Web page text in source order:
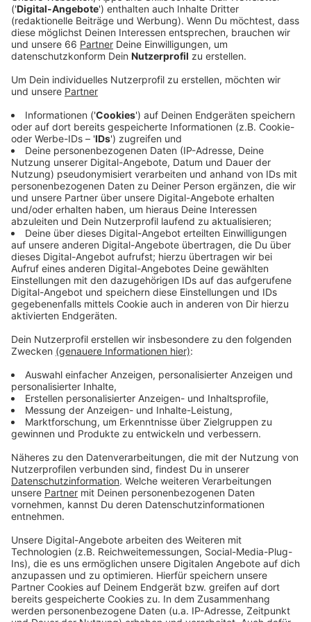
Veröffentlicht:Dienstag, 09.11.2021 04:51
Anzeige
Angeblich haben sie gefälschte Zigaretten aus Polen
nach Belgien und England transportiert. Die Bande war
vor fast genau einem Jahr aufgefallen: Damals hatten
Zollfahnder bei einer LKW-Kontrolle 3,5 Millionen
Zigaretten sichergestellt. Bei einer anschließenden
Razzia fand die Polizei bei dem Düsseldorfer und
seinen mutmaßlichen Komplizen 120.000 Euro in bar,
Zigaretten und Schießkugelschreiber. Die Ermittler
gehen davon aus, dass die Bande regelmäßig große
Mengen Zigaretten nach Belgien und Großbritannien
geschmuggelt hat, weil dort die Ware mit hohem
Gewinn verkauft werden konnte. So sollen die Männer
sich ein Luxusleben finanziert haben.
Anzeige
Weitere Infos und Links zum Thema:
Anzeige
Hier informiert das Landgericht Düsseldorf
Die Homepage der Düsseldorfer Polizei
Anzeige